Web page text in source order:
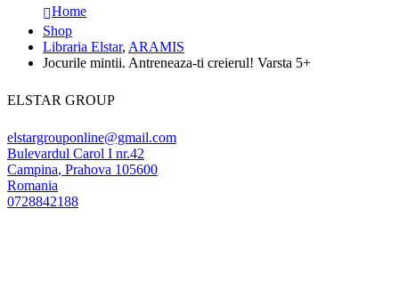
Home
Shop
Libraria Elstar, ARAMIS
Jocurile mintii. Antreneaza-ti creierul! Varsta 5+
ELSTAR GROUP
elstargrouponline@gmail.com
Bulevardul Carol I nr.42
Campina, Prahova 105600
Romania
0728842188